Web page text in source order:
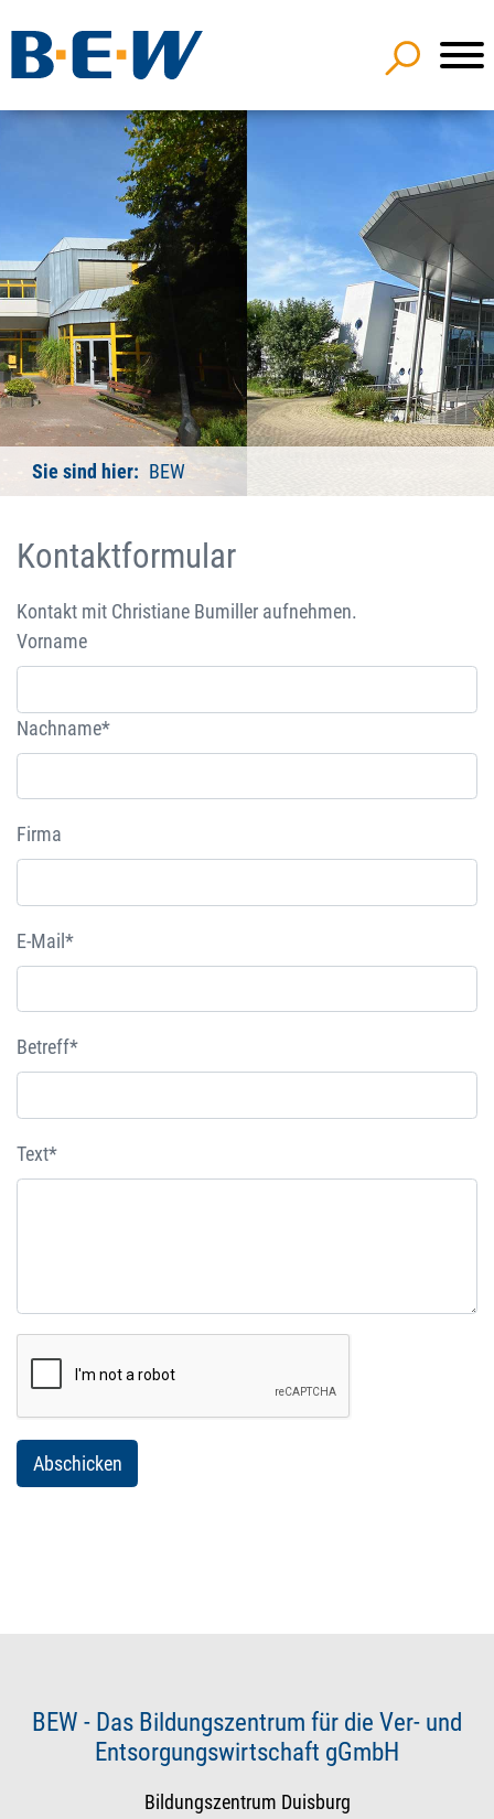
Sie sind hier: BEW
Kontaktformular
Kontakt mit Christiane Bumiller aufnehmen.
Vorname
Nachname*
Firma
E-Mail*
Betreff*
Text*
BEW - Das Bildungszentrum für die Ver- und
Entsorgungswirtschaft gGmbH
Bildungszentrum Duisburg